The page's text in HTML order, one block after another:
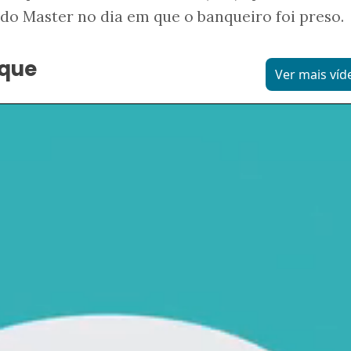
Master no dia em que o banqueiro foi preso.
Ver mais